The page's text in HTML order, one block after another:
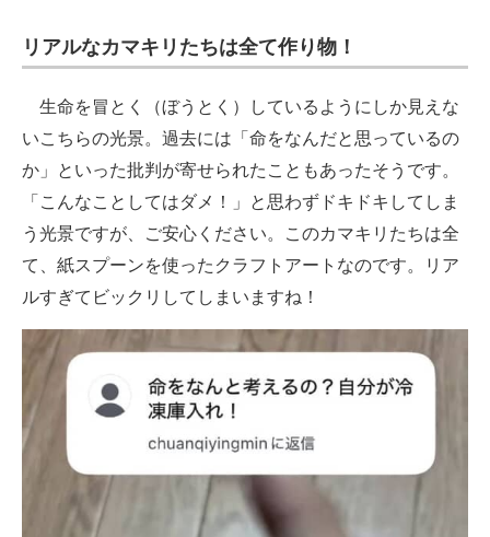
リアルなカマキリたちは全て作り物！
生命を冒とく（ぼうとく）しているようにしか見えな
いこちらの光景。過去には「命をなんだと思っているの
か」といった批判が寄せられたこともあったそうです。
「こんなことしてはダメ！」と思わずドキドキしてしま
う光景ですが、ご安心ください。このカマキリたちは全
て、紙スプーンを使ったクラフトアートなのです。リア
ルすぎてビックリしてしまいますね！